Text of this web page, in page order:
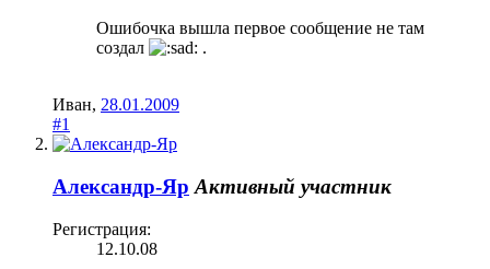
Ошибочка вышла первое сообщение не там
создал
.
Иван, 28.01.2009
#1
Александр-Яр Активный участник
Регистрация:
12.10.08